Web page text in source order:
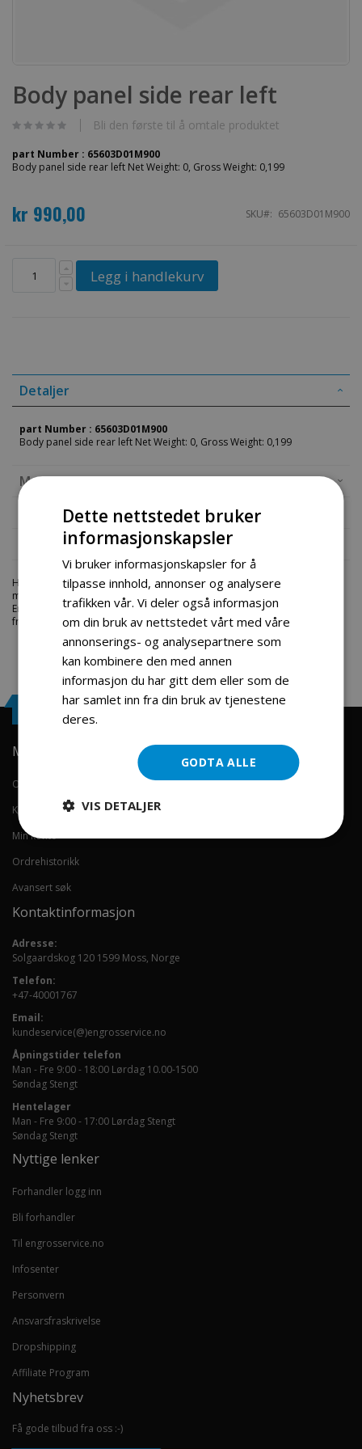
til
begynnelsen
bildegalleri
Body panel side rear left
Bli den første til å omtale produktet
part Number : 65603D01M900
Body panel side rear left Net Weight: 0, Gross Weight: 0,199
kr 990,00 SKU 65603D01M900
Legg i handlekurv
Detaljer
part Number : 65603D01M900
Body panel side rear left Net Weight: 0, Gross Weight: 0,199
Mer informasjon
Produktomtaler
Fil vedlegg
Hos engrosservice.no får du kjøptbody panel side rear left
markedets beste priser. Bestill en
deler-moped-scootere
Engros Service. Vi har et stort utvalg av produkter innen: Hjem, sport og
fritids segmentet. Velkommen skal du være.
Engrosservice.no
Min konto
Om oss
Kontakt oss
Min konto
Ordrehistorikk
Avansert søk
Kontaktinformasjon
Adresse:
Solgaardskog 120 1599 Moss, Norge
Telefon:
+47-40001767
Email:
kundeservice(@)engrosservice.no
Åpningstider telefon
Man - Fre 9:00 - 18:00 Lørdag 10.00-1500
Søndag Stengt
Hentelager
Man - Fre 9:00 - 17:00 Lørdag Stengt
Søndag Stengt
Nyttige lenker
Forhandler logg inn
Bli forhandler
Til engrosservice.no
Infosenter
Personvern
Ansvarsfraskrivelse
Dropshipping
Affiliate Program
Nyhetsbrev
Få gode tilbud fra oss :-)
Dette nettstedet bruker
informasjonskapsler
Vi bruker informasjonskapsler for å
tilpasse innhold, annonser og analysere
trafikken vår. Vi deler også informasjon
om din bruk av nettstedet vårt med våre
annonserings- og analysepartnere som
kan kombinere den med annen
informasjon du har gitt dem eller som de
har samlet inn fra din bruk av tjenestene
deres.
GODTA ALLE
VIS DETALJER